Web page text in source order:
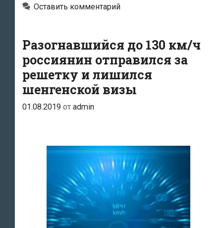
на
недели
в
тюрьму
за
контрабанду
сигарет
Оставить комментарий
Разогнавшийся до 130 км/ч
россиянин отправился за
решетку и лишился
шенгенской визы
01.08.2019 от admin